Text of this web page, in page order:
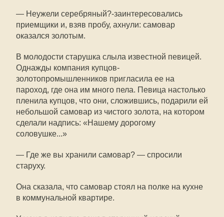
— Неужели серебряный?-заинтересовались
приемщики и, взяв пробу, ахнули: самовар
оказался золотым.
В молодости старушка слыла известной певицей.
Однажды компания купцов-
золотопромышленников пригласила ее на
пароход, где она им много пела. Певица настолько
пленила купцов, что они, сложившись, подарили ей
небольшой самовар из чистого золота, на котором
сделали надпись: «Нашему дорогому
соловушке...»
— Где же вы хранили самовар? — спросили
старуху.
Она сказала, что самовар стоял на полке на кухне
в коммунальной квартире.